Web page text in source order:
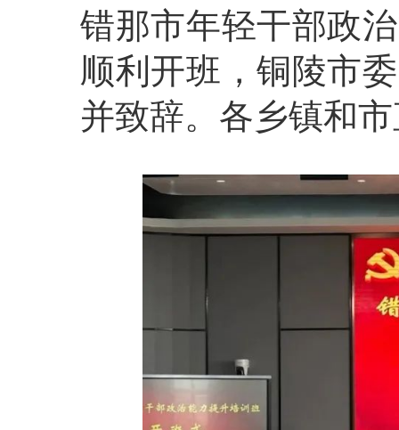
错那市年轻干部政
顺利开班，铜陵市
并致辞。各乡镇和